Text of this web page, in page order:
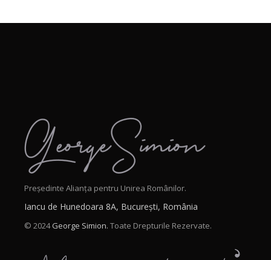
Președinte Alianța pentru Unirea Românilor.
Iancu de Hunedoara 8A, București, România
© 2024George Simion. Toate Drepturile Rezervate.